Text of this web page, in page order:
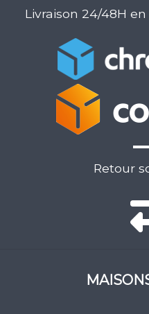
Livraison 24/48H
Retour